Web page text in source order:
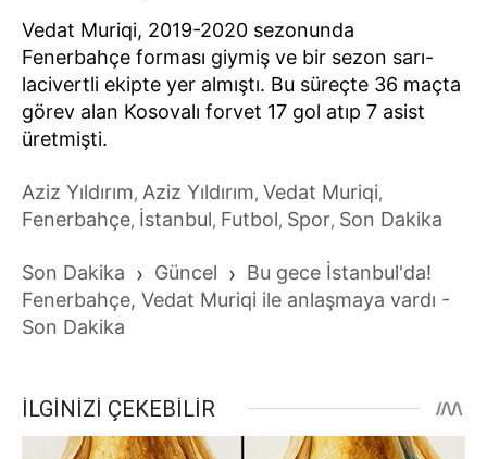
Vedat Muriqi, 2019-2020 sezonunda
Fenerbahçe forması giymiş ve bir sezon sarı-
lacivertli ekipte yer almıştı. Bu süreçte 36 maçta
görev alan Kosovalı forvet 17 gol atıp 7 asist
üretmişti.
Aziz Yıldırım, Aziz Yıldırım, Vedat Muriqi,
Fenerbahçe, İstanbul, Futbol, Spor, Son Dakika
Son Dakika › Güncel › Bu gece İstanbul'da!
Fenerbahçe, Vedat Muriqi ile anlaşmaya vardı -
Son Dakika